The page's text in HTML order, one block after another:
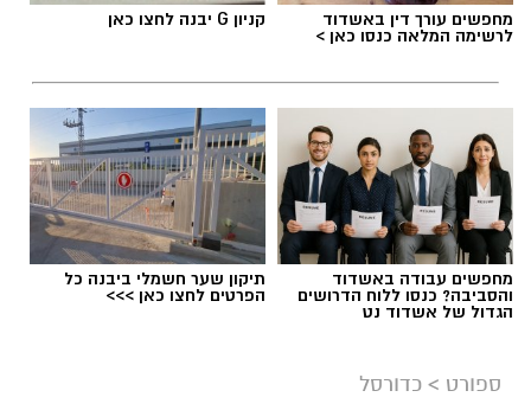
מחפשים עורך דין באשדוד
לרשימה המלאה כנסו כאן >
קניון G יבנה לחצו כאן
מחפשים עבודה באשדוד
והסביבה? כנסו ללוח הדרושים
הגדול של אשדוד נט
תיקון שער חשמלי ביבנה כל
הפרטים לחצו כאן >>>
ספורט > כדורסל